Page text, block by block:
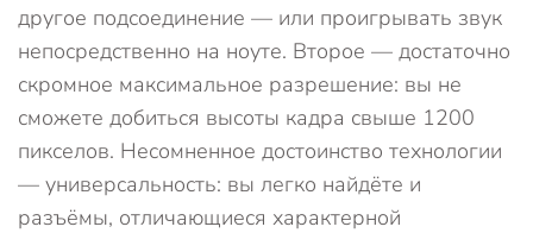
другое подсоединение — или проигрывать звук
непосредственно на ноуте. Второе — достаточно
скромное максимальное разрешение: вы не
сможете добиться высоты кадра свыше 1200
пикселов. Несомненное достоинство технологии
— универсальность: вы легко найдёте и
разъёмы, отличающиеся характерной